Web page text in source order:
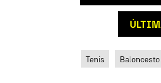
Tenis Baloncesto